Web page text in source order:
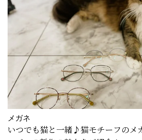
メガネ
いつでも猫と一緒♪猫モチーフのメ